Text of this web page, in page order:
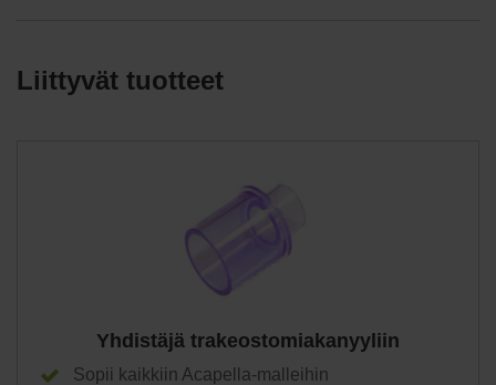
Liittyvät tuotteet
Yhdistäjä trakeostomiakanyyliin
Sopii kaikkiin Acapella-malleihin